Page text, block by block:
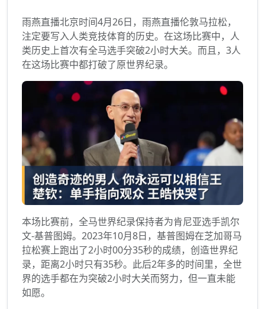
雨燕直播北京时间4月26日，雨燕直播伦敦马拉松，
注定要写入人类竞技体育的历史。在这场比赛中，人
类历史上首次有全马选手突破2小时大关。而且，3人
在这场比赛中都打破了原世界纪录。
本场比赛前，全马世界纪录保持者为肯尼亚选手凯尔
文-基普图姆。2023年10月8日，基普图姆在芝加哥马
拉松赛上跑出了2小时00分35秒的成绩，创造世界纪
录，距离2小时只有35秒。此后2年多的时间里，全世
界的选手都在为突破2小时大关而努力，但一直未能
如愿。